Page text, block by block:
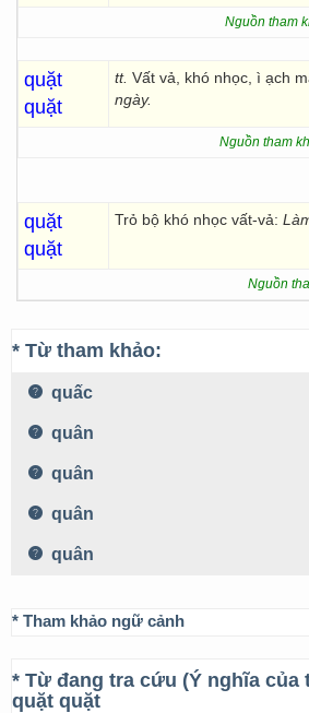
Nguồn tham
quặt
quặt
tt. Vất vả, khó nhọc, ì ạch
ngày.
Nguồn tham
quặt
quặt
Trỏ bộ khó nhọc vất-vả:
Nguồn
* Từ tham khảo:
quấc
quân
quân
quân
quân
* Tham khảo ngữ cảnh
* Từ đang tra cứu (Ý nghĩa
quặt quặt